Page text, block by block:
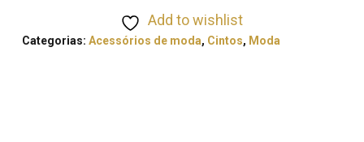
Add to wishlist
Categorias: Acessórios de moda, Cintos, Moda